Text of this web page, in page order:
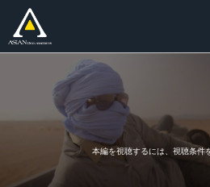
本編を視聴するには、視聴条件